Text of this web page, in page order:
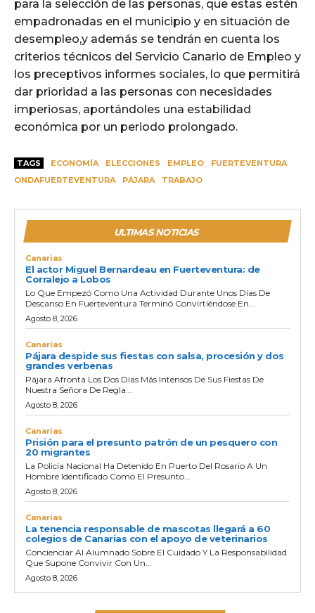
para la selección de las personas, que estas estén
empadronadas en el municipio y en situación de
desempleo,y además se tendrán en cuenta los
criterios técnicos del Servicio Canario de Empleo y
los preceptivos informes sociales, lo que permitirá
dar prioridad a las personas con necesidades
imperiosas, aportándoles una estabilidad
económica por un periodo prolongado.
TAGS ECONOMÍA ELECCIONES EMPLEO
FUERTEVENTURA
ONDAFUERTEVENTURA
PÁJARA TRABAJO
ULTIMAS NOTICIAS
Canarias
El actor Miguel Bernardeau en Fuerteventura: de
Corralejo a Lobos
Lo Que Empezó Como Una Actividad Durante Unos Días De
Descanso En Fuerteventura Terminó Convirtiéndose En...
Agosto 8, 2026
Canarias
Pájara despide sus fiestas con salsa, procesión y dos
grandes verbenas
Pájara Afronta Los Dos Días Más Intensos De Sus Fiestas De
Nuestra Señora De Regla...
Agosto 8, 2026
Canarias
Prisión para el presunto patrón de un pesquero con
20 migrantes
La Policía Nacional Ha Detenido En Puerto Del Rosario A Un
Hombre Identificado Como El Presunto...
Agosto 8, 2026
Canarias
La tenencia responsable de mascotas llegará a 60
colegios de Canarias con el apoyo de veterinarios
Concienciar Al Alumnado Sobre El Cuidado Y La Responsabilidad
Que Supone Convivir Con Un...
Agosto 8, 2026